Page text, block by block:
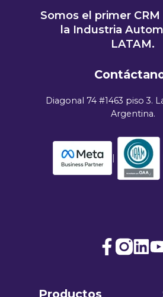
Somos el primer
la Industria
LATAM.
Diagonal 74 #1463 piso 3.
Argentina.
|
Join
Productos